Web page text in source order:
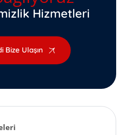
Hizmetleri
Bize Ulaşın